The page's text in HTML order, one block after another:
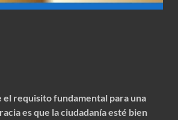
el requisito fundamental para una
es que la ciudadanía esté bien